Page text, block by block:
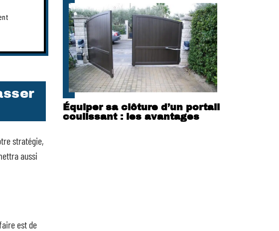
stratégie,
aussi
est de
Équiper sa clôture d’un portail
coulissant : les avantages